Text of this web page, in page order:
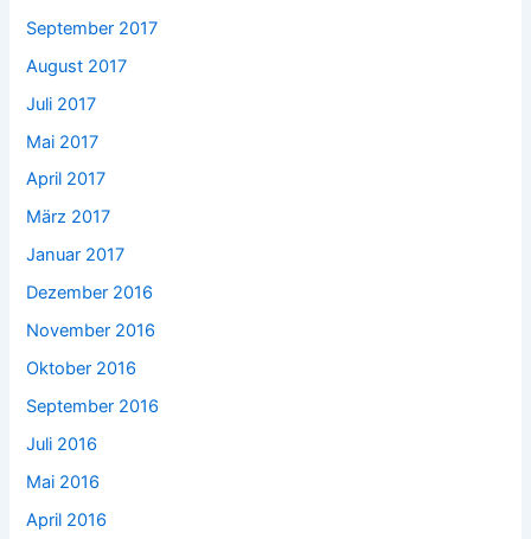
September 2017
August 2017
Juli 2017
Mai 2017
April 2017
März 2017
Januar 2017
Dezember 2016
November 2016
Oktober 2016
September 2016
Juli 2016
Mai 2016
April 2016